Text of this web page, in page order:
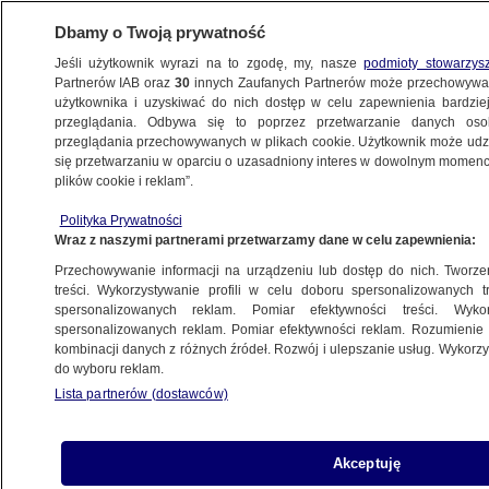
POLSKA
z publicznych pieniędzy? "Nie używałem
go jeszcze"
24.09.2025, 13:18
Udostępnij
Dbamy o Twoją prywatność
Jeśli użytkownik wyrazi na to zgodę, my, naszepodmioty
Partnerów IAB oraz30 innych Zaufanych Partnerów może
użytkownika i uzyskiwać do nich dostęp w celu zapewnienia
przeglądania. Odbywa się to poprzez przetwarzanie danych
przeglądania przechowywanych w plikach cookie. Użytkownik może
się przetwarzaniu w oparciu o uzasadniony interes w dowolnym
plików cookie i reklam”.
Polityka Prywatności
Wraz z naszymi partnerami przetwarzamy dane w celu zapewnienia:
Przechowywanie informacji na urządzeniu lub dostęp do nich.
treści. Wykorzystywanie profili w celu doboru spersonalizowanych
spersonalizowanych reklam. Pomiar efektywności treści.
spersonalizowanych reklam. Pomiar efektywności reklam.
kombinacji danych z różnych źródeł. Rozwój i ulepszanie usług.
do wyboru reklam.
Lista partnerów (dostawców)
Akceptuję